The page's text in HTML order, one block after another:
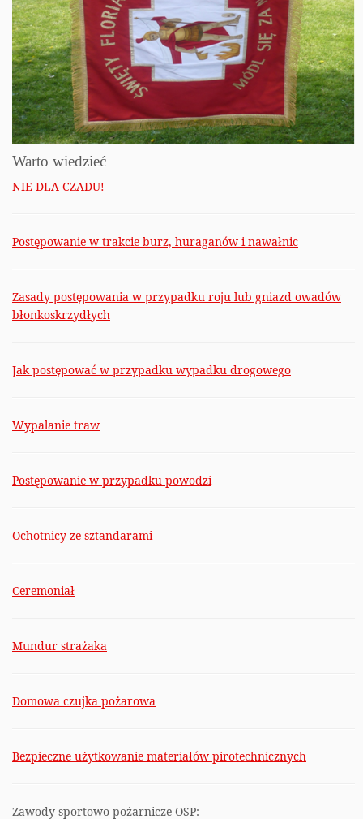
Warto wiedzieć
NIE DLA CZADU!
Postępowanie w trakcie burz, huraganów i nawałnic
Zasady postępowania w przypadku roju lub gniazd owadów
błonkoskrzydłych
Jak postępować w przypadku wypadku drogowego
Wypalanie traw
Postępowanie w przypadku powodzi
Ochotnicy ze sztandarami
Ceremoniał
Mundur strażaka
Domowa czujka pożarowa
Bezpieczne użytkowanie materiałów pirotechnicznych
Zawody sportowo-pożarnicze OSP: